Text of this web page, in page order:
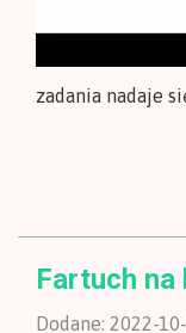
zadania nadaje
Fartuch na
Dodane: 2022-